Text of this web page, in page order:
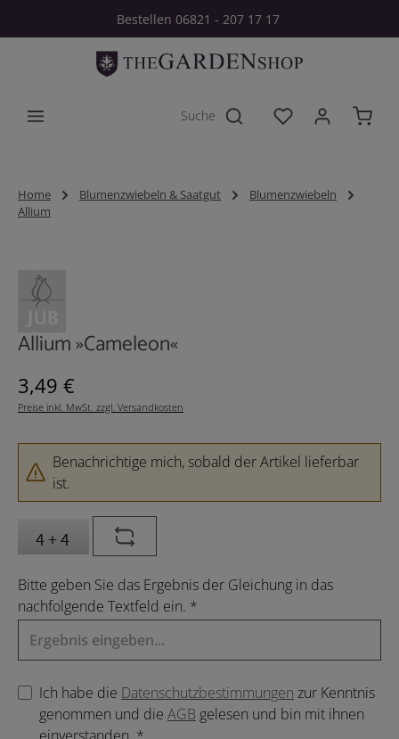
Zum Hauptinhalt springenBestellen 06821 - 207 17 17
Du hast 0
Home Blumenzwiebeln & Saatgut
Blumenzwiebeln
Allium
Allium »Cameleon«
Regulärer Preis:
3,49 €
Preise inkl. MwSt. zzgl. Versandkosten
Benachrichtige mich, sobald der Artikel lieferbar
ist.
Bitte geben Sie das Ergebnis der Gleichung in das
nachfolgende Textfeld ein. *
Ich habe die Datenschutzbestimmungen zur Kenntnis
genommen und die AGB gelesen und bin mit ihnen